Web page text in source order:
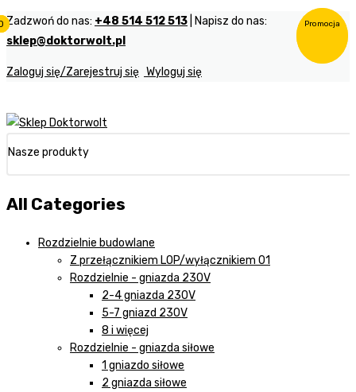
Zadzwoń do nas: +48 514 512 513 | Napisz do nas:
sklep@doktorwolt.pl
Zaloguj się/Zarejestruj się Wyloguj się
Nasze produkty
All Categories
Rozdzielnie budowlane
Z przełącznikiem LOP/wyłącznikiem 01
Rozdzielnie - gniazda 230V
2-4 gniazda 230V
5-7 gniazd 230V
8 i więcej
Rozdzielnie - gniazda siłowe
1 gniazdo siłowe
2 gniazda siłowe
Promocja
Promocja